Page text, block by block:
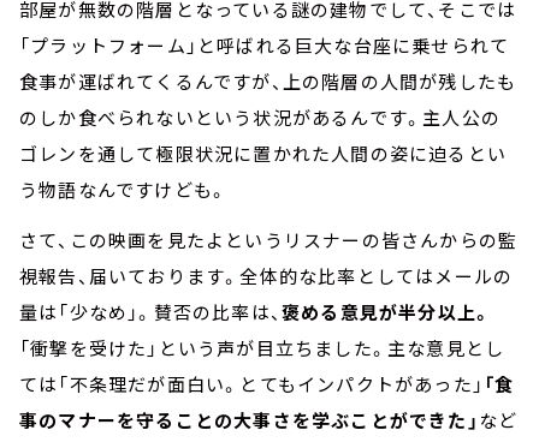
部屋が無数の階層となっている謎の建物でして、そこでは
「プラットフォーム」と呼ばれる巨大な台座に乗せられて
食事が運ばれてくるんですが、上の階層の人間が残したも
のしか食べられないという状況があるんです。主人公の
ゴレンを通して極限状況に置かれた人間の姿に迫るとい
う物語なんですけども。
さて、この映画を見たよというリスナーの皆さんからの監
視報告、届いております。全体的な比率としてはメールの
量は「少なめ」。賛否の比率は、 褒める意見が半分以上。
「衝撃を受けた」という声が目立ちました。主な意見とし
ては「不条理だが面白い。とてもインパクトがあった」 「食
事のマナーを守ることの大事さを学ぶことができた」 など